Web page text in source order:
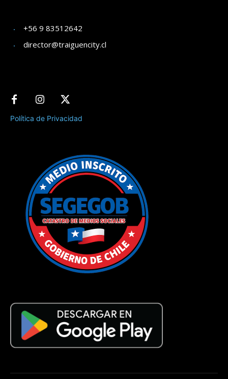
+56 9 83512642
director@traiguencity.cl
Política de Privacidad